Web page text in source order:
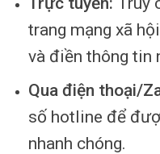
trang mạng xã
và điền thông tin
Qua điện thoại/
số hotline để
nhanh chóng.